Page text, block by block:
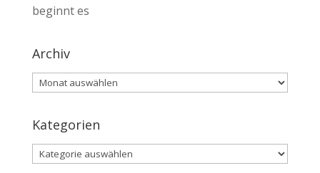
beginnt es
Archiv
Archiv
Kategorien
Kategorien